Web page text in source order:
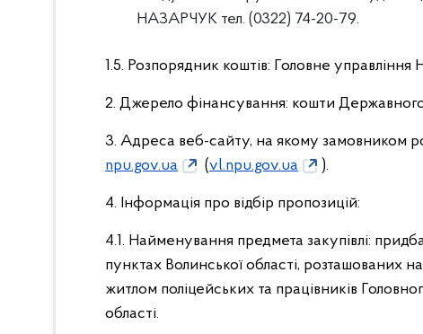
НАЗАРЧУК тел. (0322) 74-20-79.
1.5. Розпорядник коштів: Головне управління
2. Джерело фінансування: кошти
3. Адреса веб-сайту, на якому замовником
npu.gov.ua
(vl.npu.gov.ua ).
4. Інформація про відбір пропозицій:
4.1. Найменування предмета закупівлі:
пунктах Волинської області, розташованих
житлом поліцейських та працівників
області.